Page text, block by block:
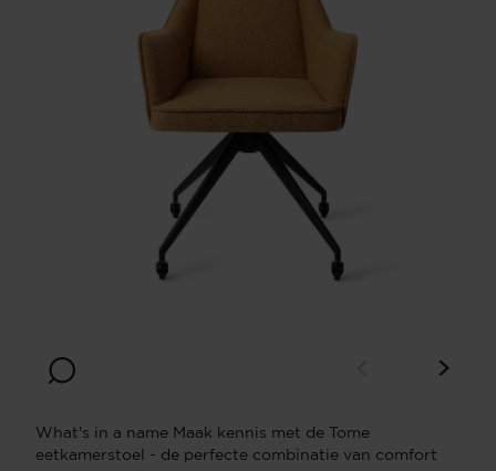
What's in a name Maak kennis met de Tome
eetkamerstoel - de perfecte combinatie van comfort